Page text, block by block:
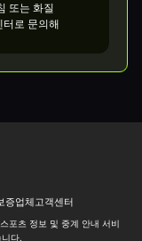
또는 화질
로 문의해
증업체고객센터
포츠 정보 및 중계 안내 서비
다.